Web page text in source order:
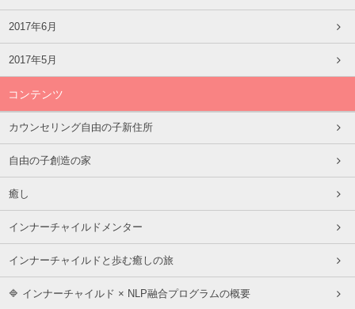
2017年6月
2017年5月
コンテンツ
カウンセリング自由の子新住所
自由の子創造の家
癒し
インナーチャイルドメンター
インナーチャイルドと歩む癒しの旅
🔷 インナーチャイルド × NLP融合プログラムの概要